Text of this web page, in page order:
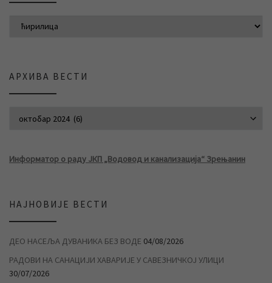
АРХИВА ВЕСТИ
Информатор о раду ЈКП „Водовод и канализација“ Зрењанин
НАЈНОВИЈЕ ВЕСТИ
ДЕО НАСЕЉА ДУВАНИКА БЕЗ ВОДЕ 04/08/2026
РАДОВИ НА САНАЦИЈИ ХАВАРИЈЕ У САВЕЗНИЧКОЈ УЛИЦИ
30/07/2026